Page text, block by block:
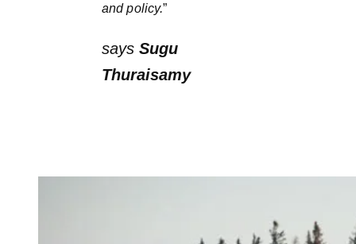
and policy.”
says Sugu
Thuraisamy